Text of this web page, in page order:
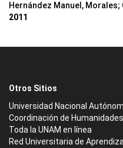
Hernández Manuel, Morales;
2011
Otros Sitios
Universidad Nacional
Coordinación de Humanidades
Toda la UNAM en línea
Red Universitaria de